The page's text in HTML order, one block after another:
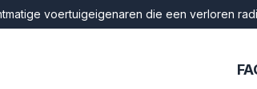
voertuigeigenaren die een verloren